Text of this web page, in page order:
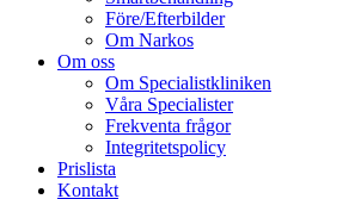
Före/Efterbilder
Om Narkos
Om oss
Om Specialistkliniken
Våra Specialister
Frekventa frågor
Integritetspolicy
Prislista
Kontakt